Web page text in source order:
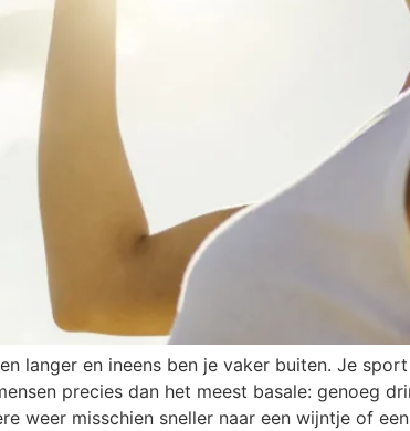
langer en ineens ben je vaker buiten. Je
precies dan het meest basale: genoeg
weer misschien sneller naar een wijntje of